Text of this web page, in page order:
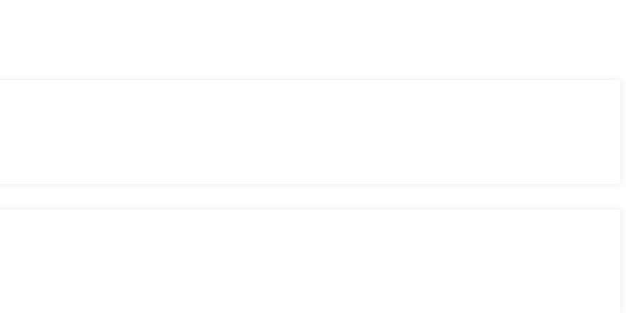
complicações.
do mercado.
e dApps.